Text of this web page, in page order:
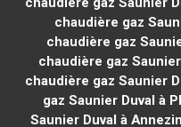
chaudière gaz
chaudière gaz
chaudière gaz
chaudière gaz Saunier
gaz Saunier Duval à
Saunier Duval à